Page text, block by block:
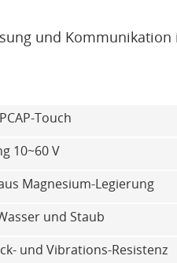
Touch
10~60 V
Magnesium-Legierung
und Staub
und Vibrations-Resistenz